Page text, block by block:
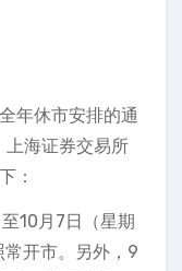
年休市安排的通
海证券交易所
：
10月7日（星期
开市。另外，9